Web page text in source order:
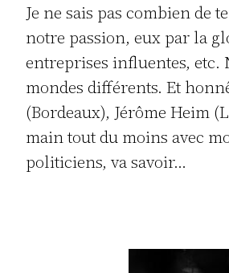
Je ne sais pas combien de
notre passion, eux par la
entreprises influentes, etc.
mondes différents. Et
(Bordeaux), Jérôme Heim
main tout du moins avec
politiciens, va savoir…